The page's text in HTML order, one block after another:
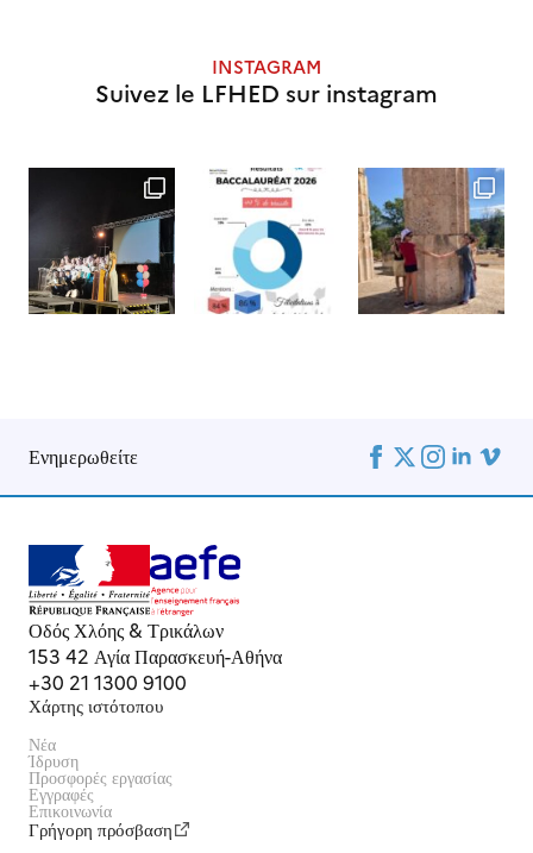
INSTAGRAM
Suivez le LFHED sur instagram
Ενημερωθείτε
Οδός Χλόης & Τρικάλων
153 42 Αγία Παρασκευή-Αθήνα
+30 21 1300 9100
Χάρτης ιστότοπου
Νέα
Ίδρυση
Προσφορές εργασίας
Εγγραφές
Επικοινωνία
Γρήγορη πρόσβαση